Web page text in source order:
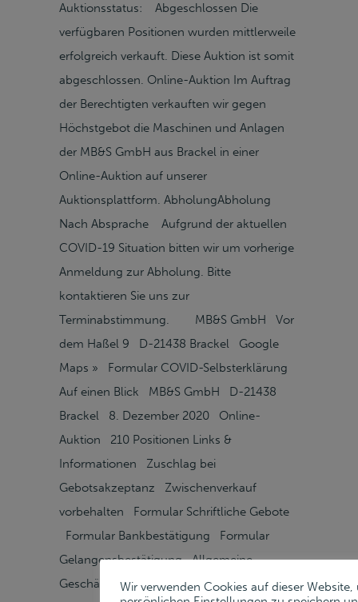
Auktionsstatus: Abgeschlossen Die
verfügbaren Positionen wurden mittlerweile
erfolgreich verkauft. Diese Auktion ist somit
abgeschlossen. Online-Auktion Im Auftrag
der Berechtigten verkauften wir gegen
Höchstgebot die Maschinen und Anlagen
der MB&S GmbH aus Brackel in einer
Online-Auktion auf unserer
Auktionsplattform. AbholungAbholung
Nach Absprache Aufgrund der aktuellen
COVID-19 Situation bitten wir um vorherige
Anmeldung zur Abholung. Bitte
kontaktieren Sie uns zur
Terminabstimmung. MB&S GmbH Vor
dem Haßel 9 D-21438 Brackel Google
Maps » Formular COVID-Selbsterklärung
Auf einen Blick MB&S GmbH D-21438
Brackel 8. Dezember 2020 Online-
Auktion 210 Positionen Links &
Informationen Zuschlag bei
Gebotsakzeptanz Zwischenverkauf
vorbehalten Formular Schriftliche Gebote
Formular Bankbestätigung Formular
Gelangensbestätigung Allgemeine
Geschäftsbedingungen Ansprechpartner
Wir verwenden Cookies auf dieser Website,